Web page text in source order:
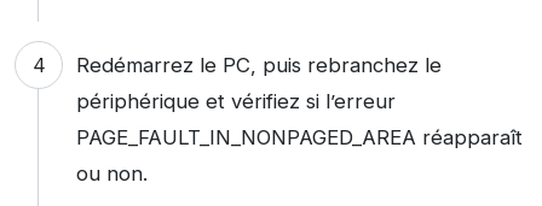
Redémarrez le PC, puis rebranchez le
périphérique et vérifiez si l’erreur
PAGE_FAULT_IN_NONPAGED_AREA réapparaît
ou non.